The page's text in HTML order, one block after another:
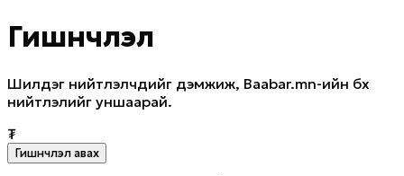
Гишүүнчлэл
Шилдэг нийтлэлчдийг дэмжиж, Baabar.mn-ийн бүх
нийтлэлийг уншаарай.
₮
Гишүүнчлэл авах